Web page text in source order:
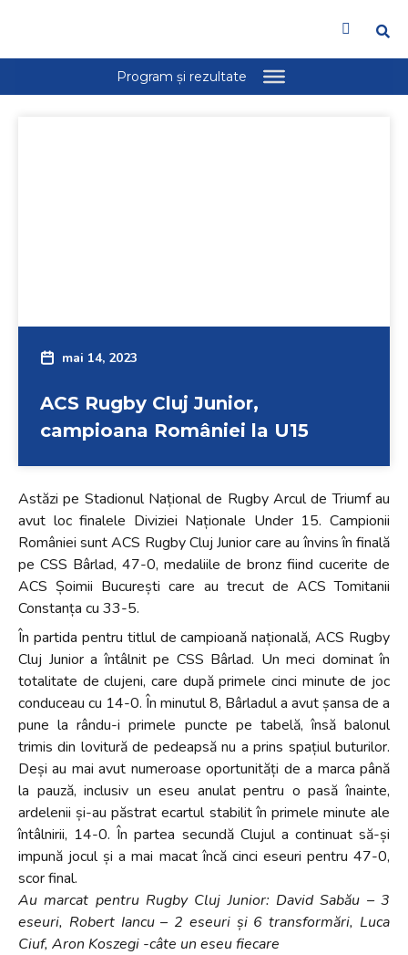
mai 14, 2023
ACS Rugby Cluj Junior,
campioana României la U15
Astăzi pe Stadionul Național de Rugby Arcul de Triumf au
avut loc finalele Diviziei Naționale Under 15. Campionii
României sunt ACS Rugby Cluj Junior care au învins în finală
pe CSS Bârlad, 47-0, medaliile de bronz fiind cucerite de
ACS Șoimii București care au trecut de ACS Tomitanii
Constanța cu 33-5.
În partida pentru titlul de campioană națională, ACS Rugby
Cluj Junior a întâlnit pe CSS Bârlad. Un meci dominat în
totalitate de clujeni, care după primele cinci minute de joc
conduceau cu 14-0. În minutul 8, Bârladul a avut șansa de a
pune la rându-i primele puncte pe tabelă, însă balonul
trimis din lovitură de pedeapsă nu a prins spațiul buturilor.
Deși au mai avut numeroase oportunități de a marca până
la pauză, inclusiv un eseu anulat pentru o pasă înainte,
ardelenii și-au păstrat ecartul stabilit în primele minute ale
întâlnirii, 14-0. În partea secundă Clujul a continuat să-și
impună jocul și a mai macat încă cinci eseuri pentru 47-0,
scor final.
Au marcat pentru Rugby Cluj Junior: David Sabău – 3
eseuri, Robert Iancu – 2 eseuri și 6 transformări, Luca
Ciuf, Aron Koszegi -câte un eseu fiecare